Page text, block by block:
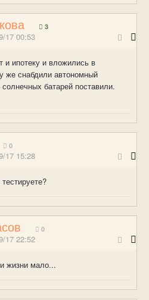
3
17 00:53
ипотеку и вложились в
же снабдили автономный
батарей поставили.
0
17 15:28
0
17 22:52
жизни мало...